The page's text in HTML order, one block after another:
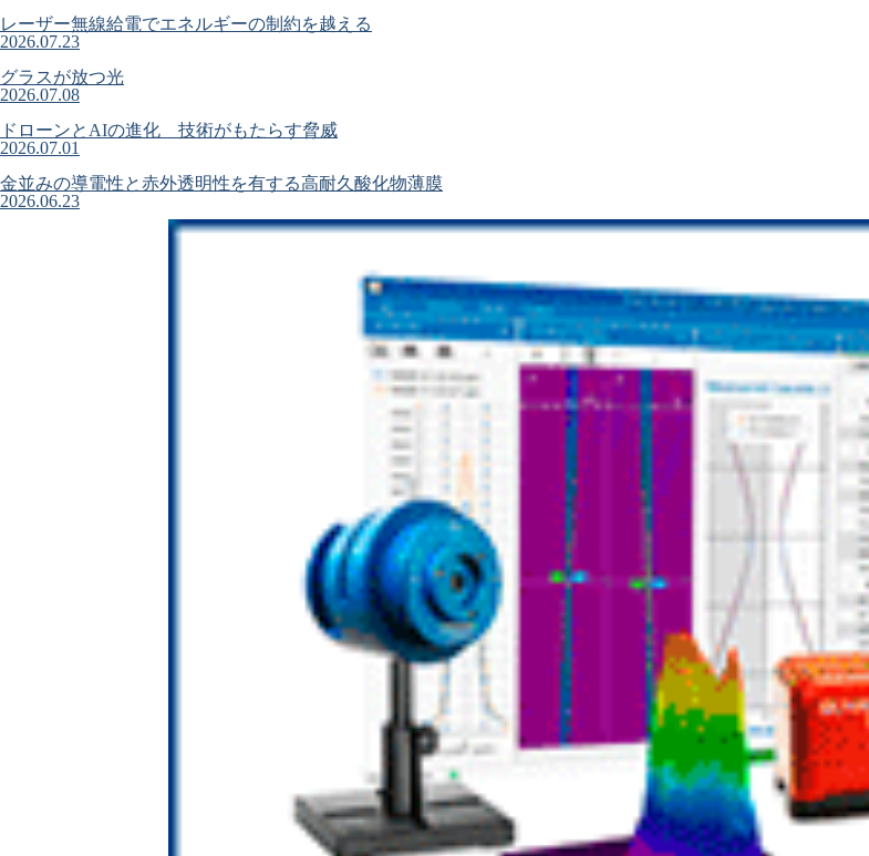
レーザー無線給電でエネルギーの制約を越える
2026.07.23
グラスが放つ光
2026.07.08
ドローンとAIの進化 技術がもたらす脅威
2026.07.01
金並みの導電性と赤外透明性を有する高耐久酸化物薄膜
2026.06.23